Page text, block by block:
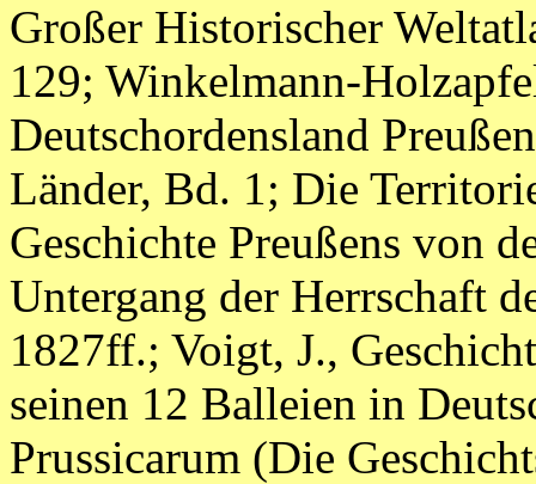
Großer Historischer
129; Winkelmann-
Deutschordensland
Länder, Bd. 1; Die
Geschichte Preußens von
Untergang der Herrschaft
1827ff.; Voigt, J.,
seinen 12 Balleien in
Prussicarum (Die